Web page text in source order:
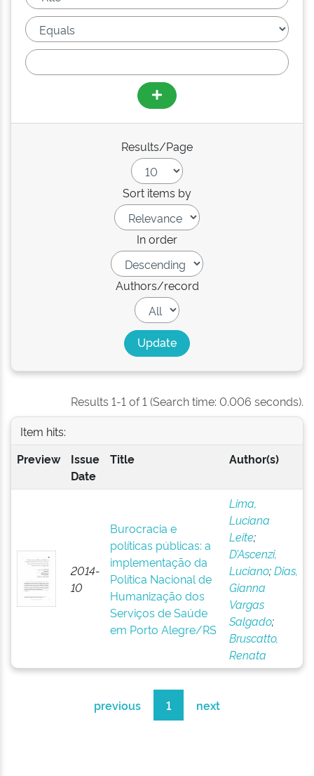
Results/Page
Sort items by
In order
Authors/record
Results 1-1 of 1 (Search time: 0.006 seconds).
Item hits:
Preview
Issue
Date
Title Author(s)
2014-
10
Burocracia e
políticas públicas: a
implementação da
Política Nacional de
Humanização dos
Serviços de Saúde
em Porto Alegre/RS
Lima,
Luciana
Leite;
D’Ascenzi,
Luciano;Dias,
Gianna
Vargas
Salgado;
Bruscatto,
Renata
previous 1 next